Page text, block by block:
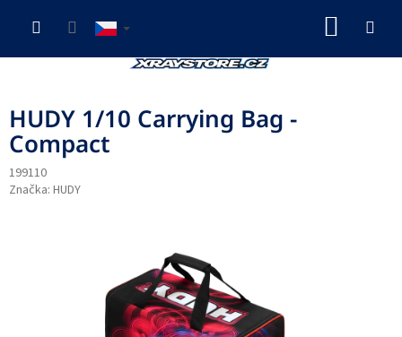
HUDY 1/10 Carrying Bag -
Compact
199110
Značka: HUDY